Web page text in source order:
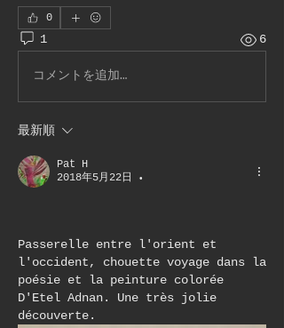
0
1 6
コメントを追加…
最新順
Pat H
2018年5月22日
•
Passerelle entre l'orient et
l'occident, chouette voyage dans la
poésie et la peinture colorée
D'Etel Adnan. Une très jolie
découverte.